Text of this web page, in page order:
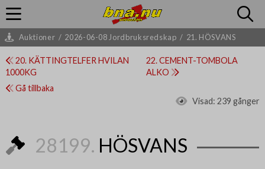
Auktioner / 2026-06-08 Jordbruksredskap / 21. HÖSVANS
20. KÄTTINGTELFER HVILAN
1000KG
22. CEMENT-TOMBOLA
ALKO
Gå tillbaka
Visad: 239 gånger
28199. HÖSVANS